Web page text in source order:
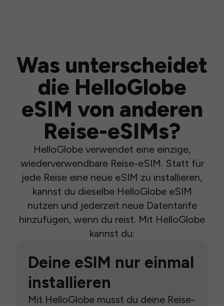
Was unterscheidet
die HelloGlobe
eSIM von anderen
Reise-eSIMs?
HelloGlobe verwendet eine einzige,
wiederverwendbare Reise-eSIM. Statt für
jede Reise eine neue eSIM zu installieren,
kannst du dieselbe HelloGlobe eSIM
nutzen und jederzeit neue Datentarife
hinzufügen, wenn du reist. Mit HelloGlobe
kannst du:
Deine eSIM nur einmal
installieren
Mit HelloGlobe musst du deine Reise-